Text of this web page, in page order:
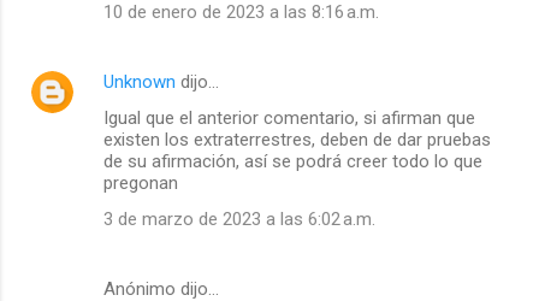
10 de enero de 2023 a las 8:16 a.m.
Unknown dijo…
Igual que el anterior comentario, si afirman que
existen los extraterrestres, deben de dar pruebas
de su afirmación, así se podrá creer todo lo que
pregonan
3 de marzo de 2023 a las 6:02 a.m.
Anónimo dijo…